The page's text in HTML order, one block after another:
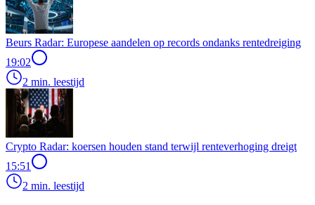
Beurs Radar: Europese aandelen op records ondanks rentedreiging
19:02
2 min. leestijd
Crypto Radar: koersen houden stand terwijl renteverhoging dreigt
15:51
2 min. leestijd